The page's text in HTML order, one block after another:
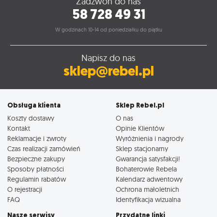
58 728 49 31
W godzinach 10-14 od poniedziałku do piątku
Napisz do nas
sklep@rebel.pl
Obsługa klienta
Koszty dostawy
Kontakt
Reklamacje i zwroty
Czas realizacji zamówień
Bezpieczne zakupy
Sposoby płatności
Regulamin rabatów
O rejestracji
FAQ
Sklep Rebel.pl
O nas
Opinie Klientów
Wyróżnienia i nagrody
Sklep stacjonarny
Gwarancja satysfakcji!
Bohaterowie Rebela
Kalendarz adwentowy
Ochrona małoletnich
Identyfikacja wizualna